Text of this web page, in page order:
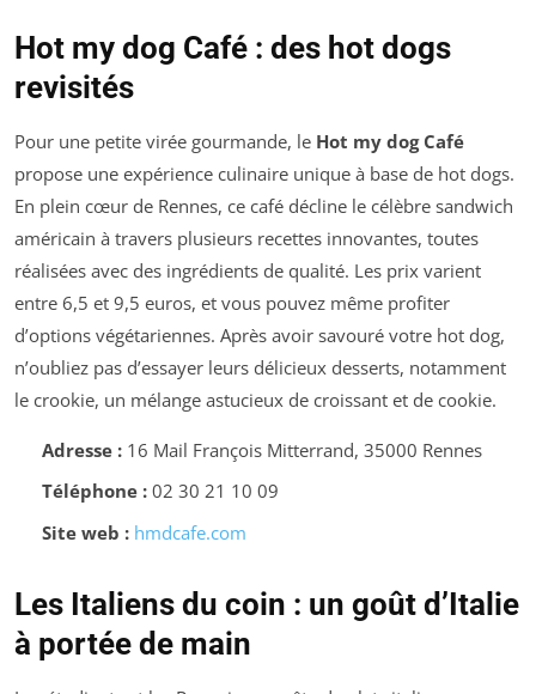
Hot my dog Café : des hot dogs
revisités
Pour une petite virée gourmande, le Hot my dog Café
propose une expérience culinaire unique à base de hot dogs.
En plein cœur de Rennes, ce café décline le célèbre sandwich
américain à travers plusieurs recettes innovantes, toutes
réalisées avec des ingrédients de qualité. Les prix varient
entre 6,5 et 9,5 euros, et vous pouvez même profiter
d’options végétariennes. Après avoir savouré votre hot dog,
n’oubliez pas d’essayer leurs délicieux desserts, notamment
le crookie, un mélange astucieux de croissant et de cookie.
Adresse :16 Mail François Mitterrand, 35000 Rennes
Téléphone :02 30 21 10 09
Site web : hmdcafe.com
Les Italiens du coin : un goût d’Italie
à portée de main